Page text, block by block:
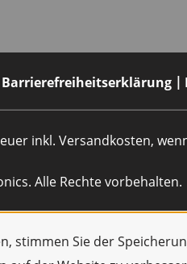
stimmen Sie der
Barrierefreiheitserklärung
inkl. Versandkosten,
Alle Rechte vorbehalten.